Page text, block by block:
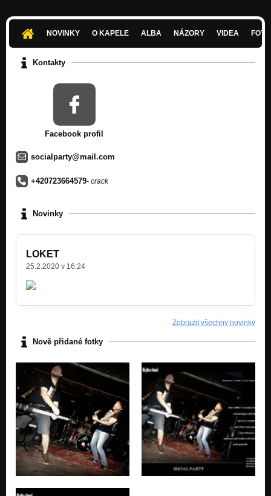
Godzilla, Knight Rider & Terminator
Social Party
Social Party
Social Party
NOVINKY O KAPELE ALBA NÁZORY VIDEA
Kontakty
Facebook profil
socialparty@mail.com
+420723664579- crack
Novinky
LOKET
25.2.2020 v 16:24
Zobrazit všechny novinky
Nově přidané fotky